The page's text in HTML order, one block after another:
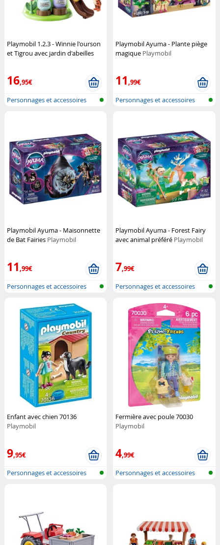
Playmobil 1.2.3 - Winnie l'ourson
et Tigrou avec jardin d'abeilles
16,95€
Personnages et accessoires
Playmobil Ayuma - Plante piège
magique Playmobil
11,99€
Personnages et accessoires
Playmobil Ayuma - Maisonnette
de Bat Fairies Playmobil
11,99€
Personnages et accessoires
Playmobil Ayuma - Forest Fairy
avec animal préféré Playmobil
7,99€
Personnages et accessoires
Enfant avec chien 70136
Playmobil
9,95€
Personnages et accessoires
Fermière avec poule 70030
Playmobil
4,99€
Personnages et accessoires